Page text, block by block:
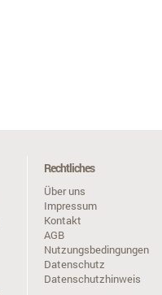
Rechtliches
Über uns
Impressum
Kontakt
AGB
Nutzungsbedingungen
Datenschutz
Datenschutzhinweis